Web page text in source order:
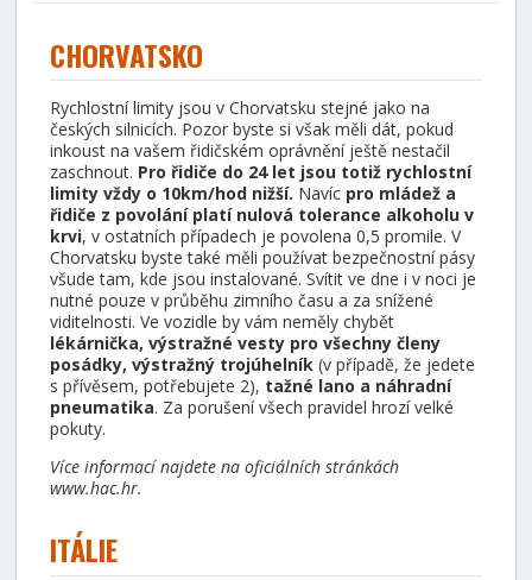
CHORVATSKO
Rychlostní limity jsou v Chorvatsku stejné jako na
českých silnicích. Pozor byste si však měli dát, pokud
inkoust na vašem řidičském oprávnění ještě nestačil
zaschnout. Pro řidiče do 24 let jsou totiž rychlostní
limity vždy o 10km/hod nižší. Navíc pro mládež a
řidiče z povolání platí nulová tolerance alkoholu v
krvi, v ostatních případech je povolena 0,5 promile. V
Chorvatsku byste také měli používat bezpečnostní pásy
všude tam, kde jsou instalované. Svítit ve dne i v noci je
nutné pouze v průběhu zimního času a za snížené
viditelnosti. Ve vozidle by vám neměly chybět
lékárnička, výstražné vesty pro všechny členy
posádky, výstražný trojúhelník (v případě, že jedete
s přívěsem, potřebujete 2), tažné lano a náhradní
pneumatika. Za porušení všech pravidel hrozí velké
pokuty.
Více informací najdete na oficiálních stránkách
www.hac.hr.
ITÁLIE